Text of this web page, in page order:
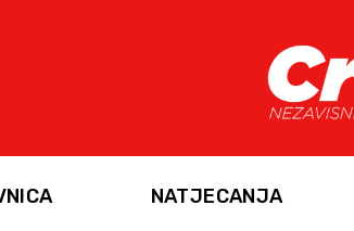
NATJECANJA